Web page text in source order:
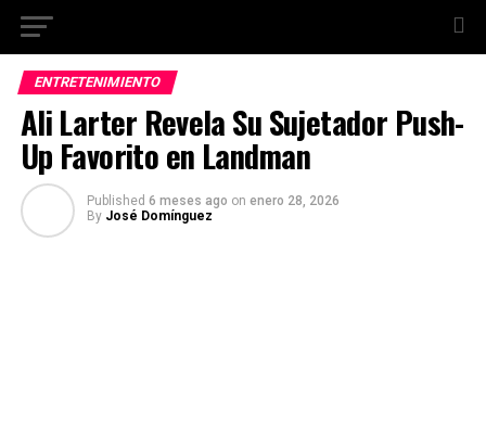
ENTRETENIMIENTO
Ali Larter Revela Su Sujetador Push-
Up Favorito en Landman
Published 6 meses ago on enero 28, 2026
By José Domínguez